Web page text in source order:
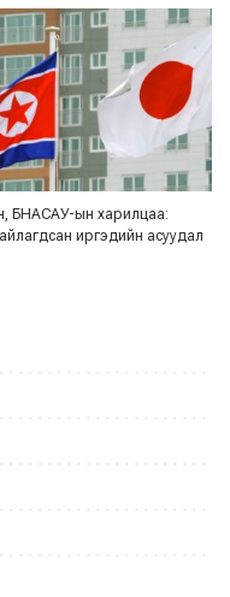
БНАСАУ-ын харилцаа:
иргэдийн асуудал